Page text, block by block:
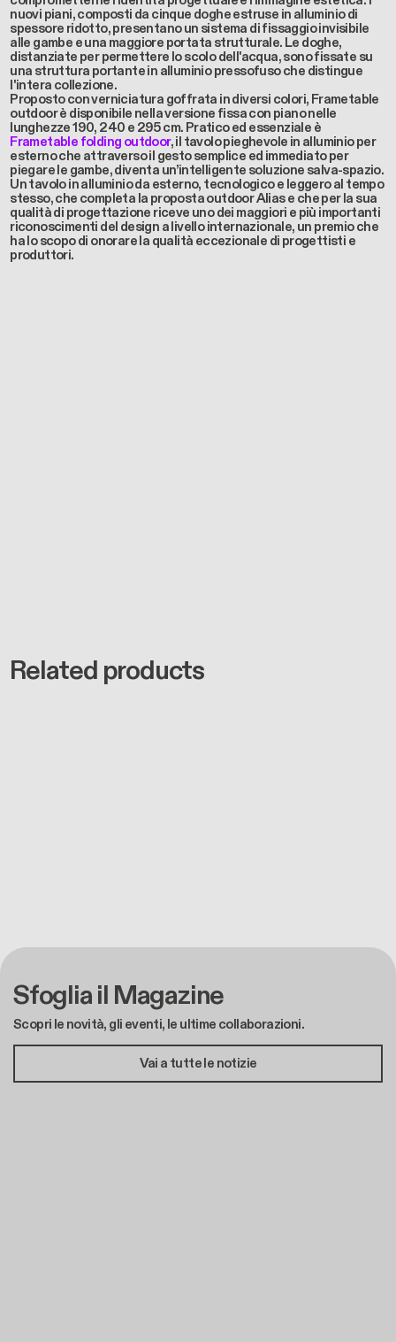
nuovi piani, composti da cinque doghe estruse in alluminio di
spessore ridotto, presentano un sistema di fissaggio invisibile
alle gambe e una maggiore portata strutturale. Le doghe,
distanziate per permettere lo scolo dell'acqua, sono fissate su
una struttura portante in alluminio pressofuso che distingue
l'intera collezione.
Proposto con verniciatura goffrata in diversi colori, Frametable
outdoor è disponibile nella versione fissa con piano nelle
lunghezze 190, 240 e 295 cm. Pratico ed essenziale è
Frametable folding outdoor, il tavolo pieghevole in alluminio per
esternoche attraverso il gesto semplice ed immediato per
piegare le gambe, diventa un’intelligente soluzione salva-spazio.
Untavolo in alluminio da esterno, tecnologico e leggero al tempo
stesso, che completa la proposta outdoor Alias e che per la sua
qualità di progettazione riceve uno dei maggiori e più importanti
riconoscimenti del design a livello internazionale, un premio che
ha lo scopo di onorare la qualità eccezionale di progettisti e
produttori.
Related products
Sfoglia il Magazine
Scopri le novità, gli eventi, le ultime collaborazioni.
Vai a tutte le notizie